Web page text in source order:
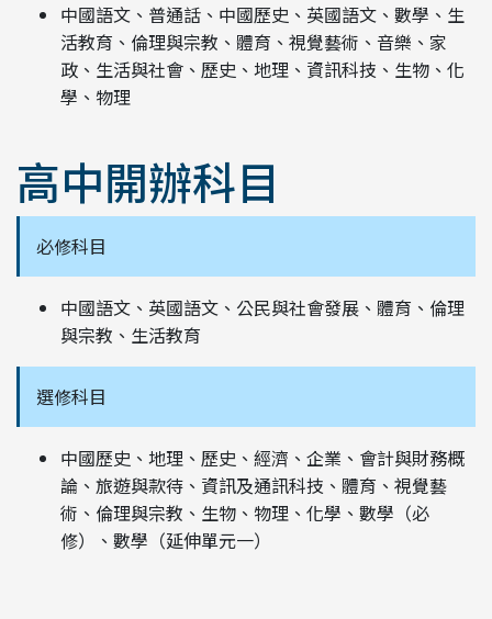
中國語文、普通話、中國歷史、英國語文、數學、生
活教育、倫理與宗教、體育、視覺藝術、音樂、家
政、生活與社會、歷史、地理、資訊科技、生物、化
學、物理
高中開辦科目
必修科目
中國語文、英國語文、公民與社會發展、體育、倫理
與宗教、生活教育
選修科目
中國歷史、地理、歷史、經濟、企業、會計與財務概
論、旅遊與款待、資訊及通訊科技、體育、視覺藝
術、倫理與宗教、生物、物理、化學、數學（必
修）、數學（延伸單元一）